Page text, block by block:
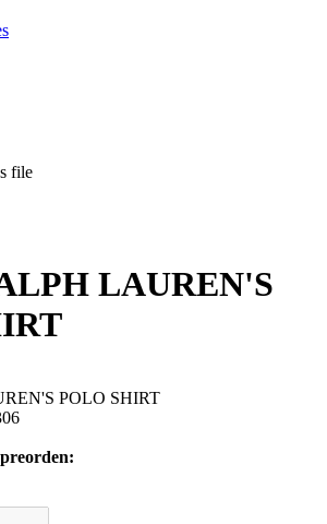
LAUREN'S
POLO SHIRT